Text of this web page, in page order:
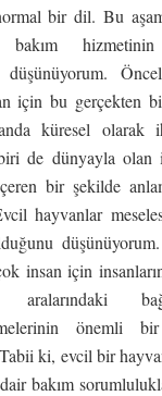
bir dil. Bu
bakım hizmetinin
düşünüyorum.
için bu gerçekten
küresel olarak
de dünyayla olan
bir şekilde
hayvanlar
insan için
aralarındaki
önemli
ki, evcil bir
bakım